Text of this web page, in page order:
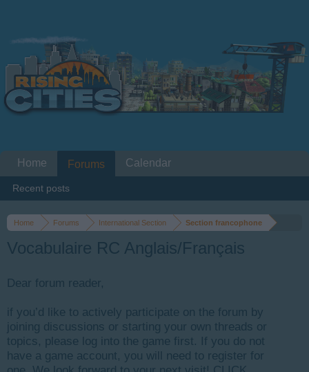
Home Forums International Section Section francophone
Vocabulaire RC Anglais/Français
Dear forum reader,
if you’d like to actively participate on the forum by
joining discussions or starting your own threads or
topics, please log into the game first. If you do not
have a game account, you will need to register for
Home Forums
Recent posts
Calendar